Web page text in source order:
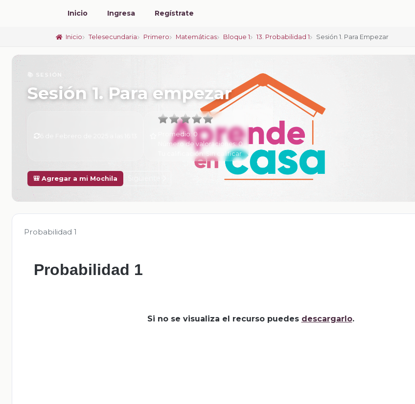
Inicio Ingresa Regístrate
Inicio Telesecundaria Primero Matemáticas Bloque 1 13. Probabilidad 1 Sesión 1. Para Empezar
📚 SESIÓN
Sesión 1. Para empezar
Promedio: 0
Número de valoraciones:0
Tu calificación:Sin calificar
🎒 Agregar a mi Mochila
Probabilidad 1
Probabilidad 1
Si no se visualiza el recurso puedes descargarlo.